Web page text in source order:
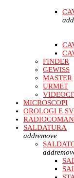
add
FINDER
GEWISS
MASTER
URMET
MICROSCOPI
OROLOGI E
SALDATURA
addremove
add